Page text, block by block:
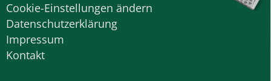
Cookie-Einstellungen ändern
Datenschutzerklärung
Impressum
Kontakt